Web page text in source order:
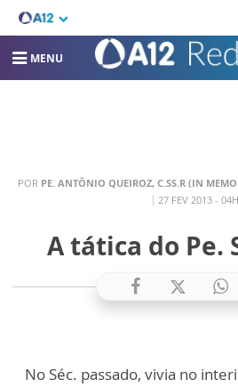
MENU
POR PE. ANTÔNIO QUEIROZ, C.SS.R (IN
27 FEV 2013 -
A tática do Pe.
No Séc. passado, vivia no